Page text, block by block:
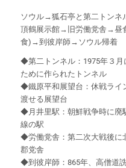
ソウル→狐石亭と第二トン
頂鶴展示館→旧労働党舎→昼
食)→到彼岸師→ソウル帰着
◆第二トンネル：1975年３月
ために作られたトンネル
◆鐵原平和展望台：休戦ライ
渡せる展望台
◆月井里駅：朝鮮戦争時に廃
線の駅
◆労働党舎：第二次大戦後に
郡党舎
◆到彼岸師：865年、高僧道